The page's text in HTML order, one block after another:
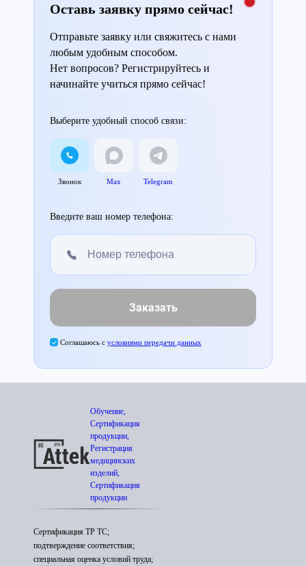
Оставь заявку прямо сейчас!
Отправьте заявку или свяжитесь с нами
любым удобным способом.
Нет вопросов? Регистрируйтесь и
начинайте учиться прямо сейчас!
Выберите удобный способ связи:
Звонок Max Telegram
Введите ваш номер телефона:
Заказать
Соглашаюсь с условиями передачи данных
Обучение,
Сертификация
продукции,
Регистрация
медицинских
изделий,
Сертификация
продукции
Сертификация ТР ТС;
подтверждение соответствия;
специальная оценка условий труда;